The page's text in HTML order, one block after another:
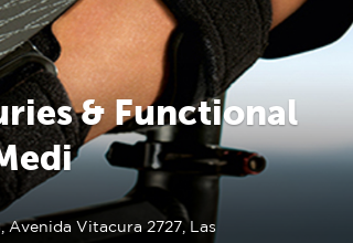
& Functional
Avenida Vitacura 2727, Las